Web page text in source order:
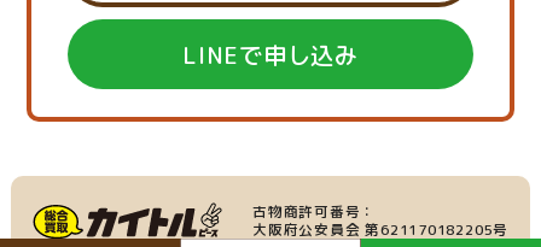
LINEで申し込み
古物商許可番号：
大阪府公安員会 第621170182205号